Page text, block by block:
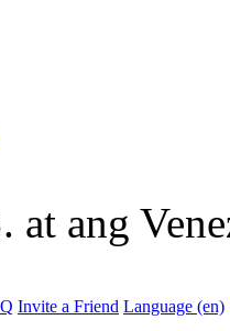
at ang
Invite a Friend Language (en)